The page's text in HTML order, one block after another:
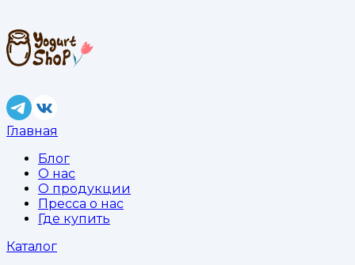
Главная
Блог
О нас
О продукции
Пресса о нас
Где купить
Каталог